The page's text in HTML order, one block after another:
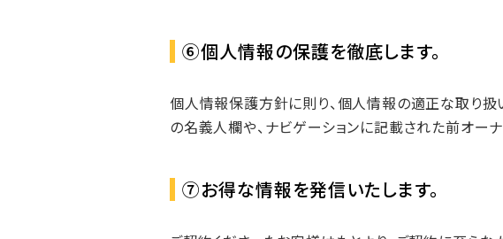
⑥個人情報の保護を徹底します。
個人情報保護方針に則り、個人情報の適正な取り
の名義人欄や、ナビゲーションに記載された前オー
⑦お得な情報を発信いたします。